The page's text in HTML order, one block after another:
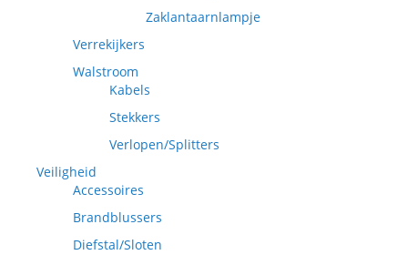
Zaklantaarnlampje
Verrekijkers
Walstroom
Kabels
Stekkers
Verlopen/Splitters
Veiligheid
Accessoires
Brandblussers
Diefstal/Sloten